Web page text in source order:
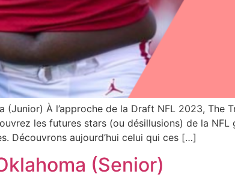
(Junior) À l’approche de la Draft NFL 2023,
les futures stars (ou désillusions) de la
Découvrons aujourd’hui celui qui ces […]
(Senior)